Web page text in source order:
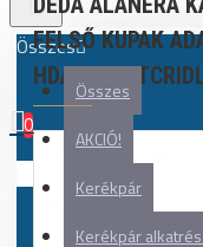
Összes
Összes
AKCIÓ!
Kerékpár
Kerékpár
0
FELSŐ KUPAK